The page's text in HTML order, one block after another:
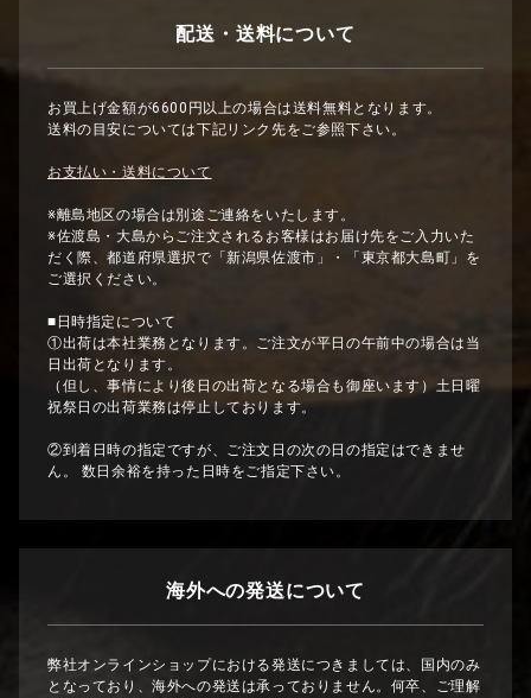
配送・送料について
お買上げ金額が6600円以上の場合は送料無料となります。
送料の目安については下記リンク先をご参照下さい。
お支払い・送料について
※離島地区の場合は別途ご連絡をいたします。
※佐渡島・大島からご注文されるお客様はお届け先をご入力いた
だく際、都道府県選択で「新潟県佐渡市」・「東京都大島町」を
ご選択ください。
■日時指定について
①出荷は本社業務となります。ご注文が平日の午前中の場合は当
日出荷となります。
（但し、事情により後日の出荷となる場合も御座います）土日曜
祝祭日の出荷業務は停止しております。
②到着日時の指定ですが、ご注文日の次の日の指定はできませ
ん。 数日余裕を持った日時をご指定下さい。
海外への発送について
弊社オンラインショップにおける発送につきましては、国内のみ
となっており、海外への発送は承っておりません。何卒、ご理解